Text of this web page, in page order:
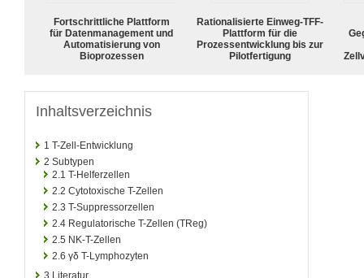
Fortschrittliche Plattform
für Datenmanagement und
Automatisierung von
Bioprozessen
Rationalisierte Einweg-TFF-
Plattform für die
Prozessentwicklung bis zur
Pilotfertigung
Inhaltsverzeichnis
1 T-Zell-Entwicklung
2 Subtypen
2.1 T-Helferzellen
2.2 Cytotoxische T-Zellen
2.3 T-Suppressorzellen
2.4 Regulatorische T-Zellen (TReg)
2.5 NK-T-Zellen
2.6 γδ T-Lymphozyten
3 Literatur